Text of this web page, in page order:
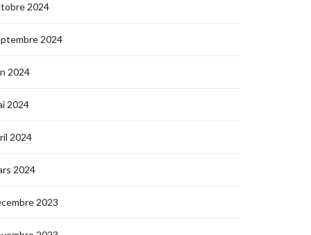
2024
2024
2024
2024
2024
2024
2023